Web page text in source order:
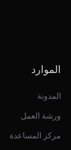
الموارد
المدونة
ورشة العمل
مركز المساعدة